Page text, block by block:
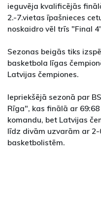
ieguvēja kvalificējās
2.-7.vietas īpašnieces
noskaidro vēl trīs "Final
Sezonas beigās tiks
basketbola līgas
Latvijas čempiones.
Iepriekšējā sezonā par
Rīga", kas finālā ar
komandu, bet Latvijas
līdz divām uzvarām ar
basketbolistēm.